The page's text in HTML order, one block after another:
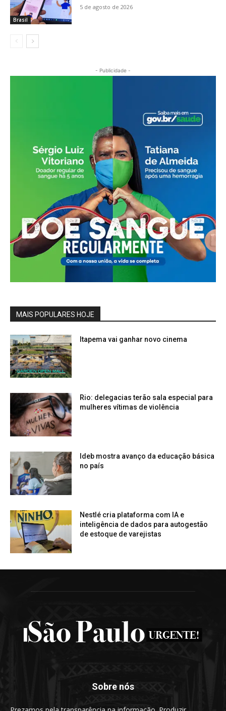
Brasil
5 de agosto de 2026
- Publicidade -
MAIS POPULARES HOJE
Itapema vai ganhar novo cinema
Rio: delegacias terão sala especial para
mulheres vítimas de violência
Ideb mostra avanço da educação básica
no país
Nestlé cria plataforma com IA e
inteligência de dados para autogestão
de estoque de varejistas
Sobre nós